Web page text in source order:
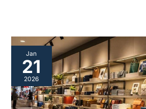
Jan
21
2026
Marchandisage
visuel
:
compétences
clés
à